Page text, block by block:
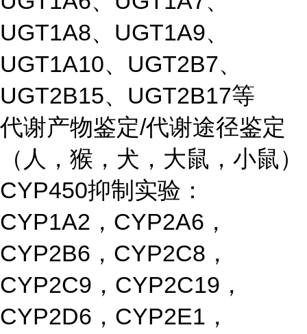
UGT1A8、UGT1A9、
UGT1A10、UGT2B7、
UGT2B15、UGT2B17等
代谢产物鉴定/代谢途径鉴定
（人，猴，犬，大鼠，小鼠）
CYP450抑制实验：
CYP1A2，CYP2A6，
CYP2B6，CYP2C8，
CYP2C9，CYP2C19，
CYP2D6，CYP2E1，